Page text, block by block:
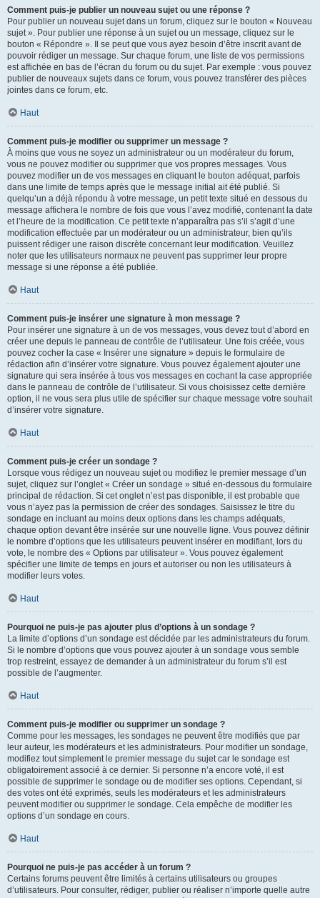
Comment puis-je publier un nouveau sujet ou une réponse ?
Pour publier un nouveau sujet dans un forum, cliquez sur le bouton « Nouveau
sujet ». Pour publier une réponse à un sujet ou un message, cliquez sur le
bouton « Répondre ». Il se peut que vous ayez besoin d’être inscrit avant de
pouvoir rédiger un message. Sur chaque forum, une liste de vos permissions
est affichée en bas de l’écran du forum ou du sujet. Par exemple : vous pouvez
publier de nouveaux sujets dans ce forum, vous pouvez transférer des pièces
jointes dans ce forum, etc.
Haut
Comment puis-je modifier ou supprimer un message ?
À moins que vous ne soyez un administrateur ou un modérateur du forum,
vous ne pouvez modifier ou supprimer que vos propres messages. Vous
pouvez modifier un de vos messages en cliquant le bouton adéquat, parfois
dans une limite de temps après que le message initial ait été publié. Si
quelqu’un a déjà répondu à votre message, un petit texte situé en dessous du
message affichera le nombre de fois que vous l’avez modifié, contenant la date
et l’heure de la modification. Ce petit texte n’apparaîtra pas s’il s’agit d’une
modification effectuée par un modérateur ou un administrateur, bien qu’ils
puissent rédiger une raison discrète concernant leur modification. Veuillez
noter que les utilisateurs normaux ne peuvent pas supprimer leur propre
message si une réponse a été publiée.
Haut
Comment puis-je insérer une signature à mon message ?
Pour insérer une signature à un de vos messages, vous devez tout d’abord en
créer une depuis le panneau de contrôle de l’utilisateur. Une fois créée, vous
pouvez cocher la case « Insérer une signature » depuis le formulaire de
rédaction afin d’insérer votre signature. Vous pouvez également ajouter une
signature qui sera insérée à tous vos messages en cochant la case appropriée
dans le panneau de contrôle de l’utilisateur. Si vous choisissez cette dernière
option, il ne vous sera plus utile de spécifier sur chaque message votre souhait
d’insérer votre signature.
Haut
Comment puis-je créer un sondage ?
Lorsque vous rédigez un nouveau sujet ou modifiez le premier message d’un
sujet, cliquez sur l’onglet « Créer un sondage » situé en-dessous du formulaire
principal de rédaction. Si cet onglet n’est pas disponible, il est probable que
vous n’ayez pas la permission de créer des sondages. Saisissez le titre du
sondage en incluant au moins deux options dans les champs adéquats,
chaque option devant être insérée sur une nouvelle ligne. Vous pouvez définir
le nombre d’options que les utilisateurs peuvent insérer en modifiant, lors du
vote, le nombre des « Options par utilisateur ». Vous pouvez également
spécifier une limite de temps en jours et autoriser ou non les utilisateurs à
modifier leurs votes.
Haut
Pourquoi ne puis-je pas ajouter plus d’options à un sondage ?
La limite d’options d’un sondage est décidée par les administrateurs du forum.
Si le nombre d’options que vous pouvez ajouter à un sondage vous semble
trop restreint, essayez de demander à un administrateur du forum s’il est
possible de l’augmenter.
Haut
Comment puis-je modifier ou supprimer un sondage ?
Comme pour les messages, les sondages ne peuvent être modifiés que par
leur auteur, les modérateurs et les administrateurs. Pour modifier un sondage,
modifiez tout simplement le premier message du sujet car le sondage est
obligatoirement associé à ce dernier. Si personne n’a encore voté, il est
possible de supprimer le sondage ou de modifier ses options. Cependant, si
des votes ont été exprimés, seuls les modérateurs et les administrateurs
peuvent modifier ou supprimer le sondage. Cela empêche de modifier les
options d’un sondage en cours.
Haut
Pourquoi ne puis-je pas accéder à un forum ?
Certains forums peuvent être limités à certains utilisateurs ou groupes
d’utilisateurs. Pour consulter, rédiger, publier ou réaliser n’importe quelle autre